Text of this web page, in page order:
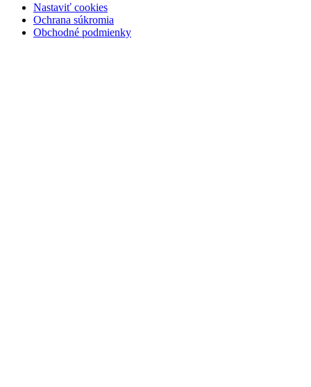
Nastaviť cookies
Ochrana súkromia
Obchodné podmienky